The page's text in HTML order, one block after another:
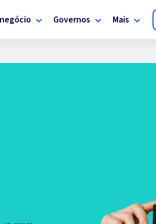
Governos Mais